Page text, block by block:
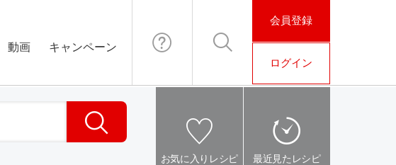
動画 キャンペーン
お問い合わ 検索
会員登録
ログイン
お気に入りレシピ 最近見たレシピ